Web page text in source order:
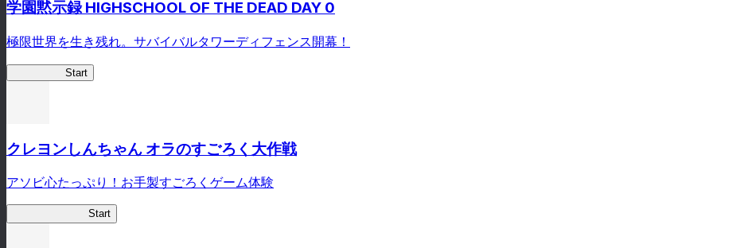
学園黙示録 HIGHSCHOOL OF THE DEAD DAY 0
極限世界を生き残れ。サバイバルタワーディフェンス開幕！
Start
クレヨンしんちゃん オラのすごろく大作戦
アソビ心たっぷり！お手製すごろくゲーム体験
Start